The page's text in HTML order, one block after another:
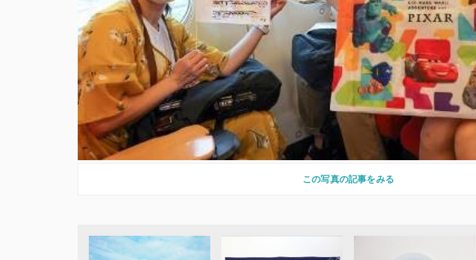
この写真の記事をみる